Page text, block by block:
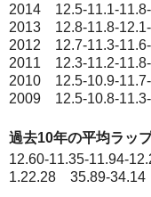
2014 12.5-11.1-
2013 12.8-11.8-
2012 12.7-11.3-
2011 12.3-11.2-
2010 12.5-10.9-
2009 12.5-10.8-
過去10年の平均ラッ
12.60-11.35-11.94-
1.22.28 35.89-34.14